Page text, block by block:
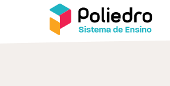
Pular navegação Blog